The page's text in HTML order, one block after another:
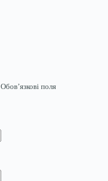
Обов’язкові поля